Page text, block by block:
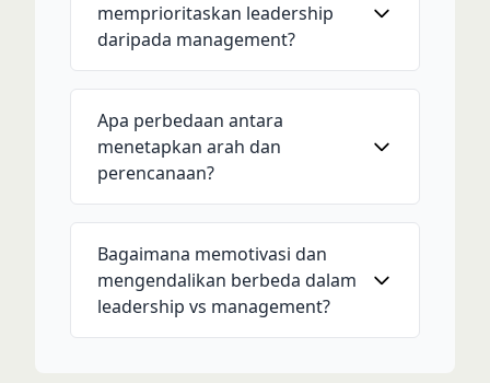
memprioritaskan leadership
daripada management?
Apa perbedaan antara
menetapkan arah dan
perencanaan?
Bagaimana memotivasi dan
mengendalikan berbeda dalam
leadership vs management?